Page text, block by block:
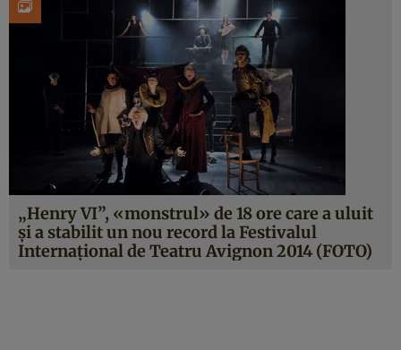
„Henry VI”, «monstrul» de 18 ore care a uluit
şi a stabilit un nou record la Festivalul
Internaţional de Teatru Avignon 2014 (FOTO)